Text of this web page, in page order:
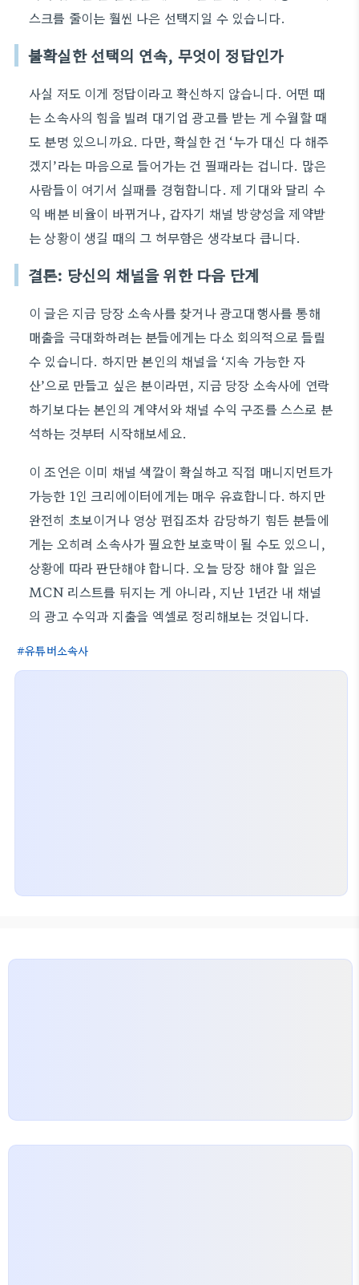
스크를 줄이는 훨씬 나은 선택지일 수 있습니다.
불확실한 선택의 연속, 무엇이 정답인가
사실 저도 이게 정답이라고 확신하지 않습니다. 어떤 때
는 소속사의 힘을 빌려 대기업 광고를 받는 게 수월할 때
도 분명 있으니까요. 다만, 확실한 건 ‘누가 대신 다 해주
겠지’라는 마음으로 들어가는 건 필패라는 겁니다. 많은
사람들이 여기서 실패를 경험합니다. 제 기대와 달리 수
익 배분 비율이 바뀌거나, 갑자기 채널 방향성을 제약받
는 상황이 생길 때의 그 허무함은 생각보다 큽니다.
결론: 당신의 채널을 위한 다음 단계
이 글은 지금 당장 소속사를 찾거나 광고대행사를 통해
매출을 극대화하려는 분들에게는 다소 회의적으로 들릴
수 있습니다. 하지만 본인의 채널을 ‘지속 가능한 자
산’으로 만들고 싶은 분이라면, 지금 당장 소속사에 연락
하기보다는 본인의 계약서와 채널 수익 구조를 스스로 분
석하는 것부터 시작해보세요.
이 조언은 이미 채널 색깔이 확실하고 직접 매니지먼트가
가능한 1인 크리에이터에게는 매우 유효합니다. 하지만
완전히 초보이거나 영상 편집조차 감당하기 힘든 분들에
게는 오히려 소속사가 필요한 보호막이 될 수도 있으니,
상황에 따라 판단해야 합니다. 오늘 당장 해야 할 일은
MCN 리스트를 뒤지는 게 아니라, 지난 1년간 내 채널
의 광고 수익과 지출을 엑셀로 정리해보는 것입니다.
유튜버소속사